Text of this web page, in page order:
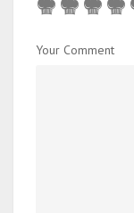
Your Comment